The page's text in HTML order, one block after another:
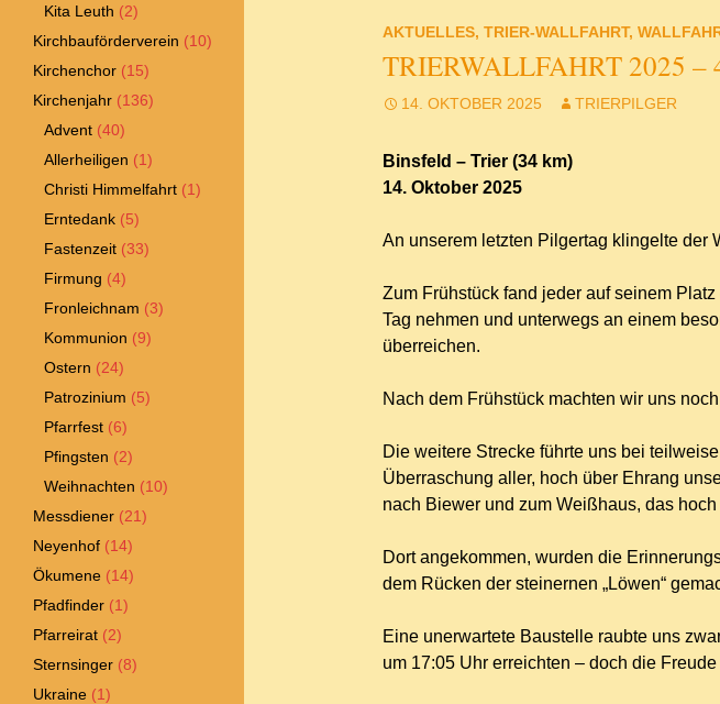
AKTUELLES, TRIER-WALLFAHRT,
TRIERWALLFAHRT 2025 –
14. OKTOBER 2025 TRIERPILGER
Binsfeld – Trier (34 km)
14. Oktober 2025
An unserem letzten Pilgertag klingelte der
Zum Frühstück fand jeder auf seinem
Tag nehmen und unterwegs an einem
überreichen.
Nach dem Frühstück machten wir uns
Die weitere Strecke führte uns bei
Überraschung aller, hoch über Ehrang
nach Biewer und zum Weißhaus, das hoch
Dort angekommen, wurden die
dem Rücken der steinernen „Löwen“
Eine unerwartete Baustelle raubte uns
um 17:05 Uhr erreichten – doch die
Kita Leuth (2)
Kirchbauförderverein (10)
Kirchenchor (15)
Kirchenjahr (136)
Advent (40)
Allerheiligen (1)
Christi Himmelfahrt (1)
Erntedank (5)
Fastenzeit (33)
Firmung (4)
Fronleichnam (3)
Kommunion (9)
Ostern (24)
Patrozinium (5)
Pfarrfest (6)
Pfingsten (2)
Weihnachten (10)
Messdiener (21)
Neyenhof (14)
Ökumene (14)
Pfadfinder (1)
Pfarreirat (2)
Sternsinger (8)
Ukraine (1)